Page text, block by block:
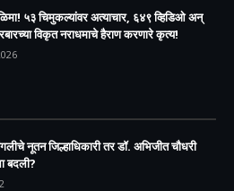
५३ चिमुकल्यांवर अत्याचार, ६४९ व्हिडिओ अन्
विकृत नराधमाचे हैराण करणारे कृत्य!
नूतन जिल्हाधिकारी तर डॉ. अभिजीत चौधरी
बदली?